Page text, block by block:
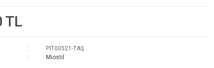
TL
PİT00521-TAŞ
Miostil